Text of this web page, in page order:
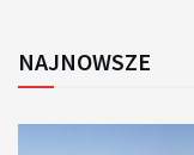
NAJNOWSZE